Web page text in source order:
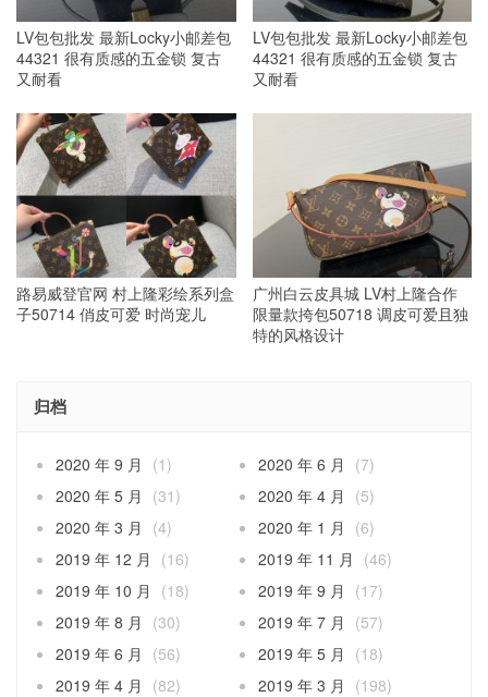
LV包包批发 最新Locky小邮差包
44321 很有质感的五金锁 复古
又耐看
LV包包批发 最新Locky小邮差包
44321 很有质感的五金锁 复古
又耐看
路易威登官网 村上隆彩绘系列盒
子50714 俏皮可爱 时尚宠儿
广州白云皮具城 LV村上隆合作
限量款挎包50718 调皮可爱且独
特的风格设计
归档
2020 年 9 月 (1) 2020 年 6 月
(7)
2020 年 5 月
(31) 2020 年 4 月
(5)
2020 年 3 月
(4) 2020 年 1 月
(6)
2019 年 12 月
(16) 2019 年 11 月
(46)
2019 年 10 月
(18) 2019 年 9 月
(17)
2019 年 8 月
(30) 2019 年 7 月
(57)
2019 年 6 月
(56) 2019 年 5 月
(18)
2019 年 4 月
(82) 2019 年 3 月
(198)